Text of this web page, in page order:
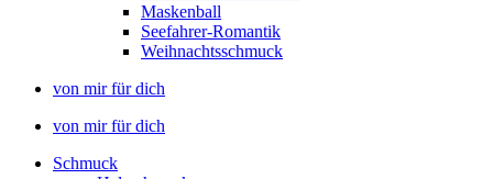
Maskenball
Seefahrer-Romantik
Weihnachtsschmuck
von mir für dich
von mir für dich
Schmuck